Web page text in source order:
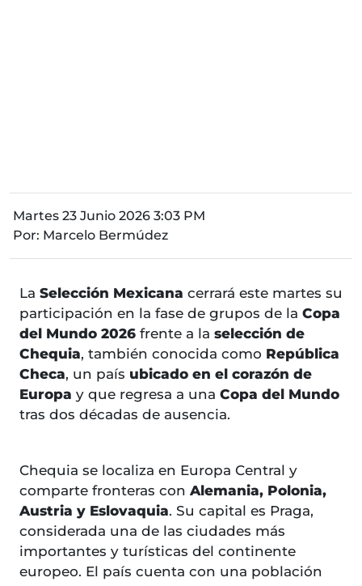
Martes 23 Junio 2026 3:03 PM
Por: Marcelo Bermúdez
La Selección Mexicana cerrará este martes su
participación en la fase de grupos de la Copa
del Mundo 2026 frente a la selección de
Chequia, también conocida como República
Checa, un país ubicado en el corazón de
Europa y que regresa a una Copa del Mundo
tras dos décadas de ausencia.
Chequia se localiza en Europa Central y
comparte fronteras con Alemania, Polonia,
Austria y Eslovaquia. Su capital es Praga,
considerada una de las ciudades más
importantes y turísticas del continente
europeo. El país cuenta con una población